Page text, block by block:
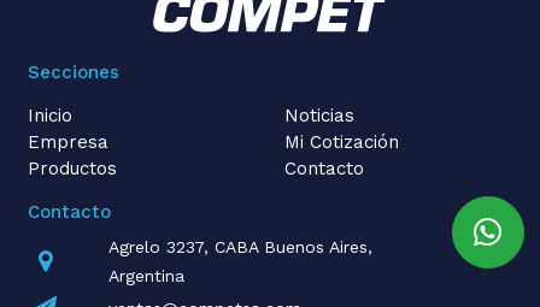
Secciones
Inicio
Empresa
Productos
Noticias
Mi Cotización
Contacto
Contacto
Agrelo 3237, CABA Buenos Aires,
Argentina